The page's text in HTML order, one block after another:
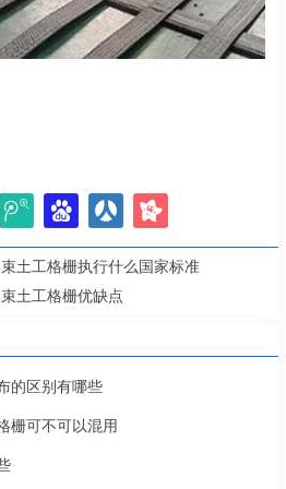
土工格栅执行什么国家标准
土工格栅优缺点
的区别有哪些
栅可不可以混用